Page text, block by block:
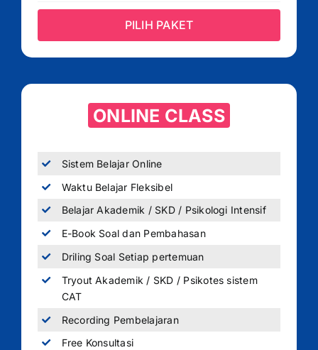
PILIH PAKET
ONLINE CLASS
Sistem Belajar Online
Waktu Belajar Fleksibel
Belajar Akademik / SKD / Psikologi Intensif
E-Book Soal dan Pembahasan
Driling Soal Setiap pertemuan
Tryout Akademik / SKD / Psikotes sistem
CAT
Recording Pembelajaran
Free Konsultasi